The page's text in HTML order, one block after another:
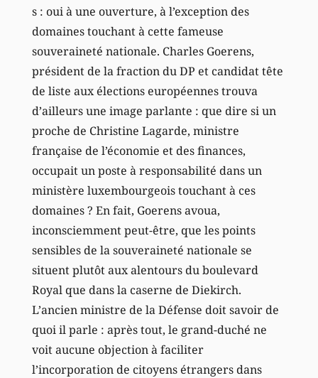
s : oui à une ouverture, à l’exception des
domaines touchant à cette fameuse
souveraineté nationale. Charles Goerens,
président de la fraction du DP et candidat tête
de liste aux élections européennes trouva
d’ailleurs une image parlante : que dire si un
proche de Christine Lagarde, ministre
française de l’économie et des finances,
occupait un poste à responsabilité dans un
ministère luxembourgeois touchant à ces
domaines ? En fait, Goerens avoua,
inconsciemment peut-être, que les points
sensibles de la souveraineté nationale se
situent plutôt aux alentours du boulevard
Royal que dans la caserne de Diekirch.
L’ancien ministre de la Défense doit savoir de
quoi il parle : après tout, le grand-duché ne
voit aucune objection à faciliter
l’incorporation de citoyens étrangers dans